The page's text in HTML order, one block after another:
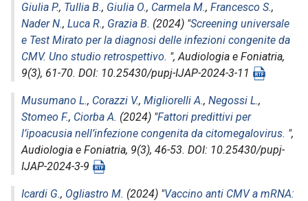
Giulia P., Tullia B., Giulia O., Carmela M., Francesco S.,
Nader N., Luca R., Grazia B. (2024) "Screening universale
e Test Mirato per la diagnosi delle infezioni congenite da
CMV. Uno studio retrospettivo. ",Audiologia e Foniatria,
9(3), 61-70. DOI: 10.25430/pupj-IJAP-2024-3-11
Musumano L., Corazzi V., Migliorelli A., Negossi L.,
Stomeo F., Ciorba A. (2024) "Fattori predittivi per
l’ipoacusia nell’infezione congenita da citomegalovirus. ",
Audiologia e Foniatria, 9(3), 46-53. DOI: 10.25430/pupj-
IJAP-2024-3-9
Icardi G., Ogliastro M. (2024) "Vaccino anti CMV a mRNA: